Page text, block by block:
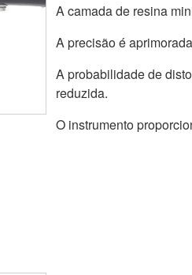
A camada de resina
A precisão é
A probabilidade de
reduzida.
O instrumento